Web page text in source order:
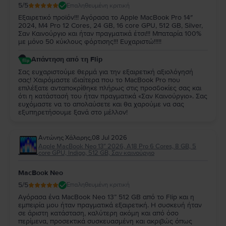
5/5 Επαληθευμένη κριτική
Εξαιρετικό προϊόν!!! Αγόρασα το Apple MacBook Pro 14″
2024, M4 Pro 12 Cores, 24 GB, 16 core GPU, 512 GB, Silver,
Σαν Καινούργιο και ήταν πραγματικά έτσι!!! Μπαταρία 100%
με μόνο 50 κύκλους φόρτισης!!! Ευχαριστώ!!!!!
Απάντηση από τη Flip
Σας ευχαριστούμε θερμά για την εξαιρετική αξιολόγησή
σας! Χαιρόμαστε ιδιαίτερα που το MacBook Pro που
επιλέξατε ανταποκρίθηκε πλήρως στις προσδοκίες σας και
ότι η κατάστασή του ήταν πραγματικά «Σαν Καινούργιο». Σας
ευχόμαστε να το απολαύσετε και θα χαρούμε να σας
εξυπηρετήσουμε ξανά στο μέλλον!
Αντώνης Χάλαρης,08 Jul 2026
Apple MacBook Neo 13″ 2026, A18 Pro 6 Cores, 8 GB, 5
core GPU, Indigo, 512 GB, Σαν καινούργιο
MacBook Neo
5/5 Επαληθευμένη κριτική
Αγόρασα ένα MacBook Neo 13” 512 GB από το Flip και η
εμπειρία μου ήταν πραγματικά εξαιρετική. Η συσκευή ήταν
σε άριστη κατάσταση, καλύτερη ακόμη και από όσο
περίμενα, προσεκτικά συσκευασμένη και ακριβώς όπως